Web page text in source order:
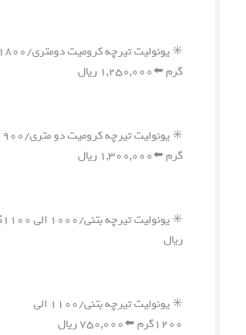
گرم ⬅️۱,۲۵۰,۰۰۰ ریال
گرم ⬅️۱,۳۰۰,۰۰۰ ریال
ریال
✳️ یونولیت تیرچه بتنی/۱۱۰۰ الی
۱۲۰۰گرم ⬅️۷۵۰,۰۰۰ ریال